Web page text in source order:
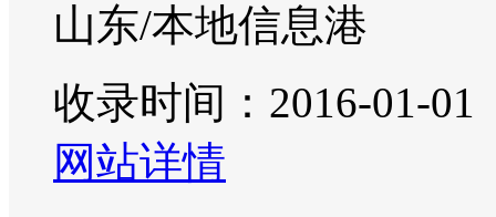
山东/本地信息港
收录时间：2016-01-01
网站详情